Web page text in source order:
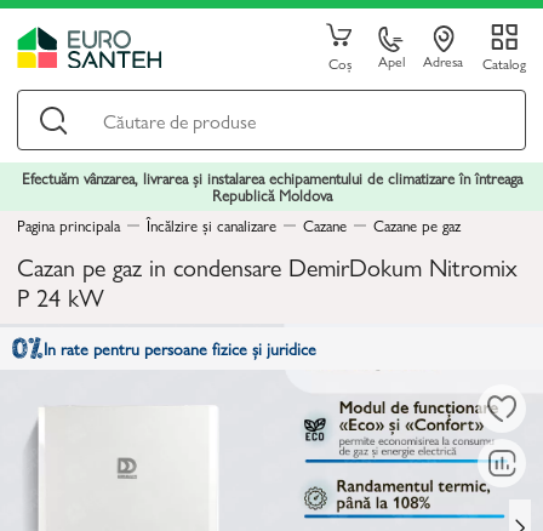
Coș Apel Adresa Catalog
Efectuăm vânzarea, livrarea și instalarea echipamentului de climatizare în întreaga
Republică Moldova
Pagina principala
Încălzire și canalizare Cazane Cazane pe gaz
Cazan pe gaz in condensare DemirDokum Nitromix
P 24 kW
In rate pentru persoane fizice și juridice